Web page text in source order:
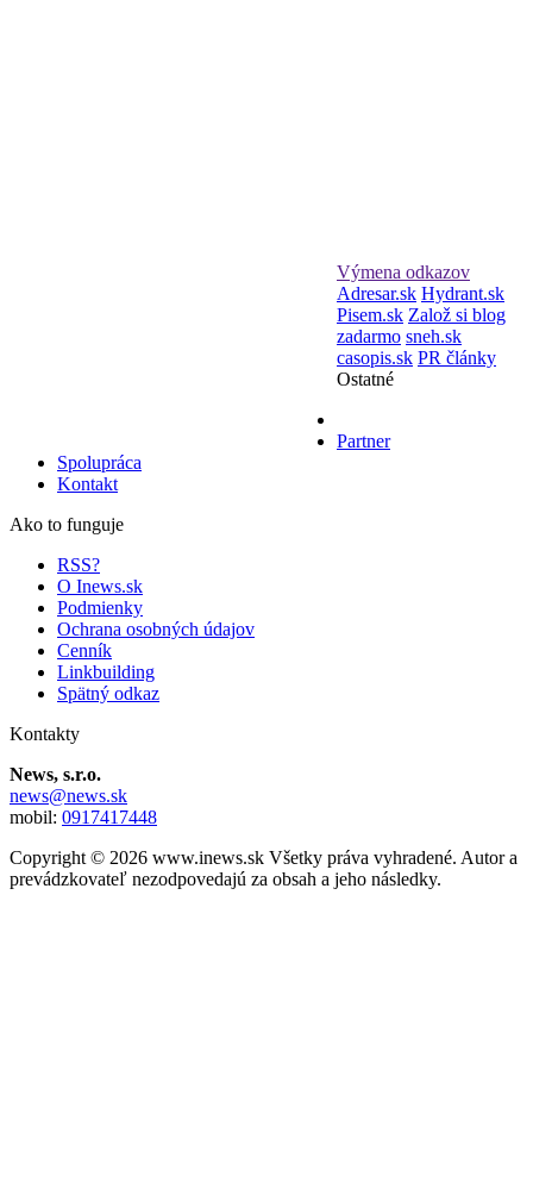
Výmena odkazov
Adresar.sk Hydrant.sk
Pisem.sk Založ si blog
zadarmo sneh.sk
casopis.sk PR články
Ostatné
Partner
Spolupráca
Kontakt
Ako to funguje
RSS?
O Inews.sk
Podmienky
Ochrana osobných údajov
Cenník
Linkbuilding
Spätný odkaz
Kontakty
News, s.r.o.
news@news.sk
mobil: 0917417448
Copyright © 2026 www.inews.sk Všetky práva vyhradené. Autor a
prevádzkovateľ nezodpovedajú za obsah a jeho následky.